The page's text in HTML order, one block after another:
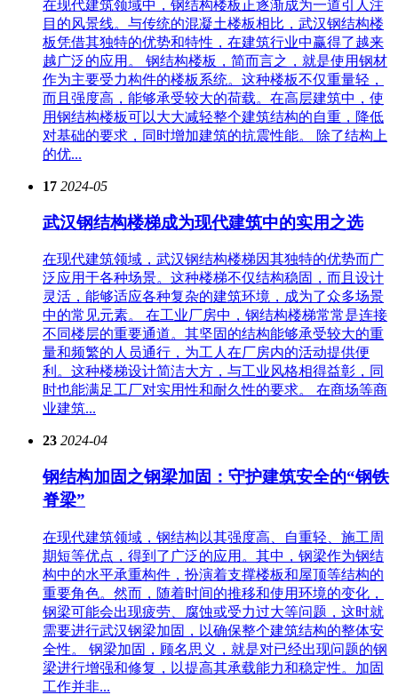
在现代建筑领域中，钢结构楼板正逐渐成为一道引人注
目的风景线。与传统的混凝土楼板相比，武汉钢结构楼
板凭借其独特的优势和特性，在建筑行业中赢得了越来
越广泛的应用。 钢结构楼板，简而言之，就是使用钢材
作为主要受力构件的楼板系统。这种楼板不仅重量轻，
而且强度高，能够承受较大的荷载。在高层建筑中，使
用钢结构楼板可以大大减轻整个建筑结构的自重，降低
对基础的要求，同时增加建筑的抗震性能。 除了结构上
的优...
17 2024-05
武汉钢结构楼梯成为现代建筑中的实用之选
在现代建筑领域，武汉钢结构楼梯因其独特的优势而广
泛应用于各种场景。这种楼梯不仅结构稳固，而且设计
灵活，能够适应各种复杂的建筑环境，成为了众多场景
中的常见元素。 在工业厂房中，钢结构楼梯常常是连接
不同楼层的重要通道。其坚固的结构能够承受较大的重
量和频繁的人员通行，为工人在厂房内的活动提供便
利。这种楼梯设计简洁大方，与工业风格相得益彰，同
时也能满足工厂对实用性和耐久性的要求。 在商场等商
业建筑...
23 2024-04
钢结构加固之钢梁加固：守护建筑安全的“钢铁
脊梁”
在现代建筑领域，钢结构以其强度高、自重轻、施工周
期短等优点，得到了广泛的应用。其中，钢梁作为钢结
构中的水平承重构件，扮演着支撑楼板和屋顶等结构的
重要角色。然而，随着时间的推移和使用环境的变化，
钢梁可能会出现疲劳、腐蚀或受力过大等问题，这时就
需要进行武汉钢梁加固，以确保整个建筑结构的整体安
全性。 钢梁加固，顾名思义，就是对已经出现问题的钢
梁进行增强和修复，以提高其承载能力和稳定性。加固
工作并非...